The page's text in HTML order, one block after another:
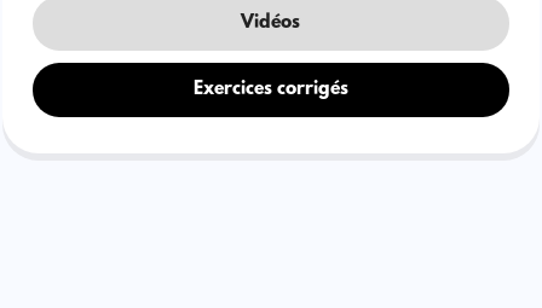
Vidéos
Exercices corrigés